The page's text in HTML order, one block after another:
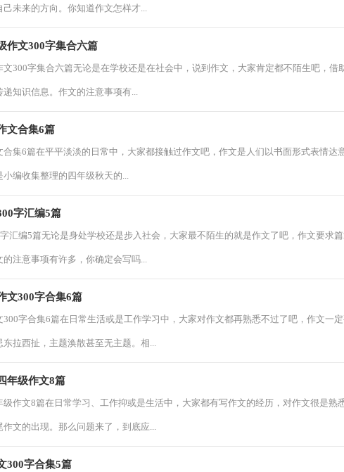
未来的方向。你知道作文怎样才...
作文300字集合六篇
文300字集合六篇无论是在学校还是在社会中，说到作文，大家肯定都不陌生吧，借
知识信息。作文的注意事项有...
文合集6篇
集6篇在平平淡淡的日常中，大家都接触过作文吧，作文是人们以书面形式表情达
编收集整理的四年级秋天的...
字汇编5篇
汇编5篇无论是身处学校还是步入社会，大家最不陌生的就是作文了吧，作文要求
注意事项有许多，你确定会写吗...
文300字合集6篇
300字合集6篇在日常生活或是工作学习中，大家对作文都再熟悉不过了吧，作文一
拉西扯，主题涣散甚至无主题。相...
年级作文8篇
作文8篇在日常学习、工作抑或是生活中，大家都有写作文的经历，对作文很是熟
文的出现。那么问题来了，到底应...
300字合集5篇